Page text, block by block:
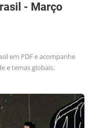
- Março
em PDF e acompanhe
e temas globais.